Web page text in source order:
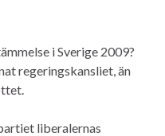
i Sverige 2009?
regeringskansliet, än
liberalernas